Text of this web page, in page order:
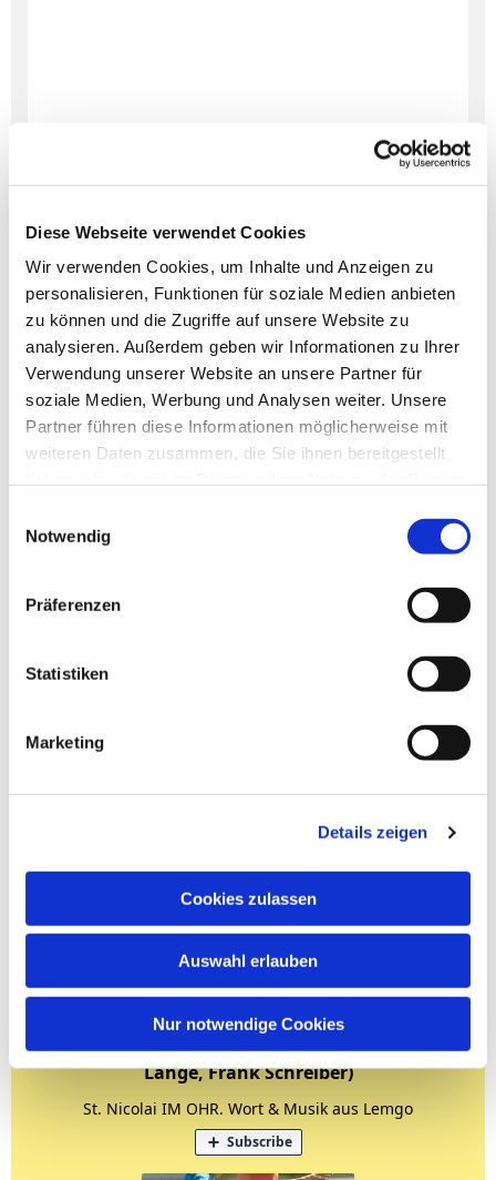
Diese Webseite verwendet Cookies
Wir verwenden Cookies, um Inhalte und Anzeigen zu
personalisieren, Funktionen für soziale Medien anbieten
zu können und die Zugriffe auf unsere Website zu
analysieren. Außerdem geben wir Informationen zu Ihrer
Verwendung unserer Website an unsere Partner für
soziale Medien, Werbung und Analysen weiter. Unsere
Partner führen diese Informationen möglicherweise mit
weiteren Daten zusammen, die Sie ihnen bereitgestellt
Notwendig
Präferenzen
Statistiken
Marketing
Details zeigen
Cookies zulassen
Auswahl erlauben
Nur notwendige Cookies
Dies könnte Sie auch
interessieren